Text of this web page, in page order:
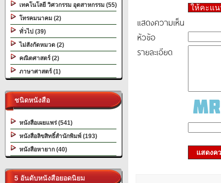
เทคโนโลยี วิศวกรรม อุตสาหกรรม (55)
โทรคมนาคม (2)
ทั่วไป (39)
ไม่สังกัดหมวด (2)
คณิตศาสตร์ (2)
ภาษาศาสตร์ (1)
ชนิดหนังสือ
หนังสือเผยแพร่ (541)
หนังสือลิขสิทธิ์สำนักพิมพ์ (193)
หนังสือหายาก (40)
5 อันดับหนังสือยอดนิยม
ให้คะแ
แสดงความเห็น
หัวข้อ
รายละเอียด
แสดงค